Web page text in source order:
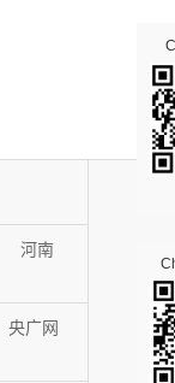
河南
央广网